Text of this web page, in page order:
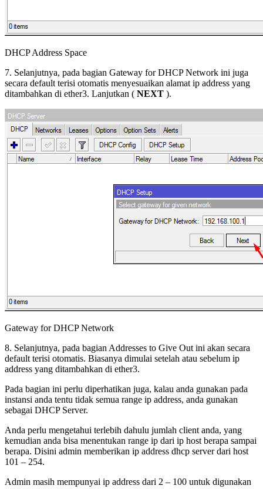
DHCP Address Space
7. Selanjutnya, pada bagian Gateway for DHCP Network ini juga
secara default terisi otomatis menyesuaikan alamat ip address yang
ditambahkan di ether3. Lanjutkan ( NEXT ).
Gateway for DHCP Network
8. Selanjutnya, pada bagian Addresses to Give Out ini akan secara
default terisi otomatis. Biasanya dimulai setelah atau sebelum ip
address yang ditambahkan di ether3.
Pada bagian ini perlu diperhatikan juga, kalau anda gunakan pada
instansi anda tentu tidak semua range ip address, anda gunakan
sebagai DHCP Server.
Anda perlu mengetahui terlebih dahulu jumlah client anda, yang
kemudian anda bisa menentukan range ip dari ip host berapa sampai
berapa. Disini admin memberikan ip address dhcp server dari host
101 – 254.
Admin masih mempunyai ip address dari 2 – 100 untuk digunakan